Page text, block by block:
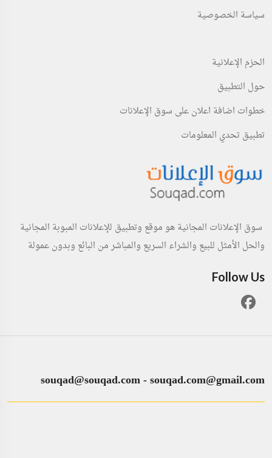
سياسة الخصوصية
الحزم الإعلانية
حول التطبيق
خطوات اضافة اعلان على سوق الإعلانات
تطبيق تحدي المعلومات
سوق الإعلانات المجانية هو موقع وتطبيق للإعلانات المبوبة المجانية
والحل الأمثل للبيع والشراء السريع والمباشر من البائع وبدون عمولة
Follow Us
souqad@souqad.com-souqad.com@gmail.com